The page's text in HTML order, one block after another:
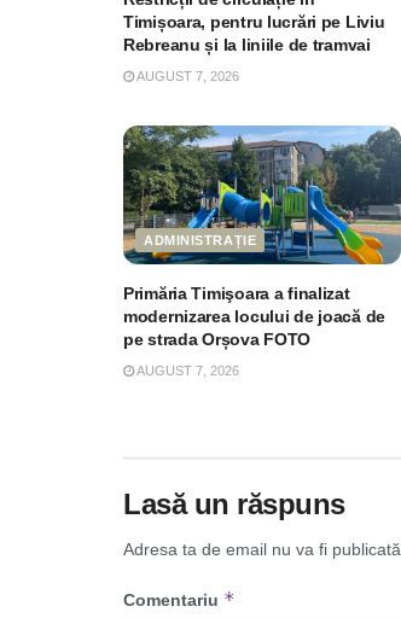
Timișoara, pentru lucrări pe Liviu
Rebreanu și la liniile de tramvai
AUGUST 7, 2026
ADMINISTRAȚIE
Primăria Timişoara a finalizat
modernizarea locului de joacă de
pe strada Orșova FOTO
AUGUST 7, 2026
Lasă un răspuns
Adresa ta de email nu va fi publicată.
Comentariu *